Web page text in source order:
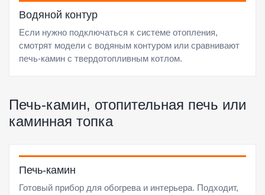
Водяной контур
Если нужно подключаться к системе отопления,
смотрят модели с водяным контуром или сравнивают
печь-камин с твердотопливным котлом.
Печь-камин, отопительная печь или
каминная топка
Печь-камин
Готовый прибор для обогрева и интерьера. Подходит,